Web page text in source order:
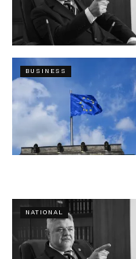
Există un verset
este dreptate în
minunat să-ți
adevărul pentru că
Dumnezeu.”
Dumnezeu să-l
lucian bolcas
BUSINESS
NATIONAL